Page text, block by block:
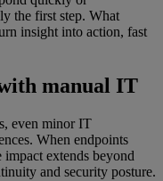
the first step. What
insight into action, fast
manual IT
even minor IT
When endpoints
extends beyond
and security posture.